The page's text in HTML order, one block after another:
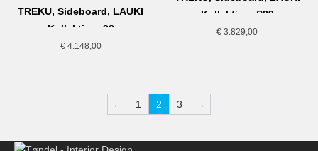
TREKU, Sideboard, LAUKI
Kollektion, 28
€4.148,00
Kollektion, S89
€ 3.829,00
← 1 2 3 →